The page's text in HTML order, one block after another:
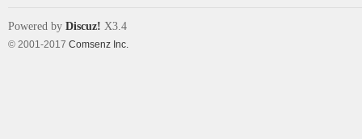
Powered by Discuz! X3.4
© 2001-2017 Comsenz Inc.